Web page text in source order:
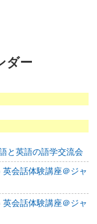
ダー
と英語の語学交流会
会話体験講座＠ジャ
会話体験講座＠ジャ